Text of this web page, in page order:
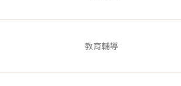
教育輔導